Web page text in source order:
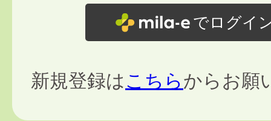
でログイ
新規登録はこちらからお願